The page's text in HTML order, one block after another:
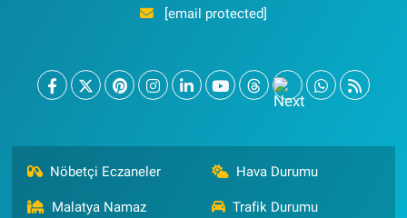
[email protected]
Nöbetçi Eczaneler Hava Durumu
Malatya Namaz
Trafik Durumu